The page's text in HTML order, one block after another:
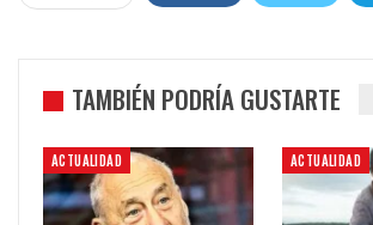
TAMBIÉN PODRÍA GUSTARTE
ACTUALIDAD ACTUALIDAD